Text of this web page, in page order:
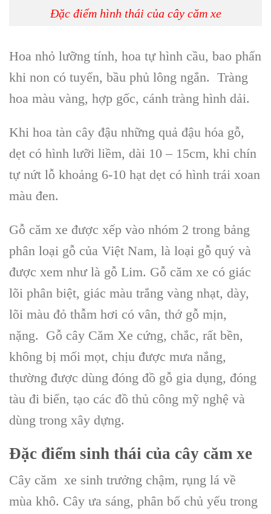
Đặc điểm hình thái của cây căm xe
Hoa nhỏ lưỡng tính, hoa tự hình cầu, bao phấn
khi non có tuyến, bầu phủ lông ngắn. Tràng
hoa màu vàng, hợp gốc, cánh tràng hình dải.
Khi hoa tàn cây đậu những quả đậu hóa gỗ,
dẹt có hình lưỡi liềm, dài 10 – 15cm, khi chín
tự nứt lỗ khoảng 6-10 hạt dẹt có hình trái xoan
màu đen.
Gỗ căm xe được xếp vào nhóm 2 trong bảng
phân loại gỗ của Việt Nam, là loại gỗ quý và
được xem như là gỗ Lim. Gỗ căm xe có giác
lõi phân biệt, giác màu trắng vàng nhạt, dày,
lõi màu đỏ thẫm hơi có vân, thớ gỗ mịn,
nặng. Gỗ cây Căm Xe cứng, chắc, rất bền,
không bị mối mọt, chịu được mưa nắng,
thường được dùng đóng đồ gỗ gia dụng, đóng
tàu đi biển, tạo các đồ thủ công mỹ nghệ và
dùng trong xây dựng.
Đặc điểm sinh thái của cây căm xe
Cây căm xe sinh trưởng chậm, rụng lá về
mùa khô. Cây ưa sáng, phân bố chủ yếu trong